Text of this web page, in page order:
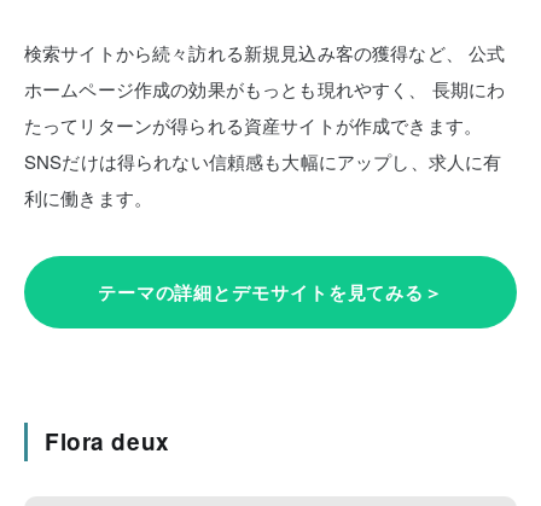
検索サイトから続々訪れる新規見込み客の獲得など、
公式
ホームページ作成の効果がもっとも現れやすく、
長期にわ
たってリターンが得られる資産サイトが作成できます。
SNSだけは得られない信頼感も大幅にアップし、求人に有
利に働きます。
テーマの詳細とデモサイトを見てみる＞
Flora deux